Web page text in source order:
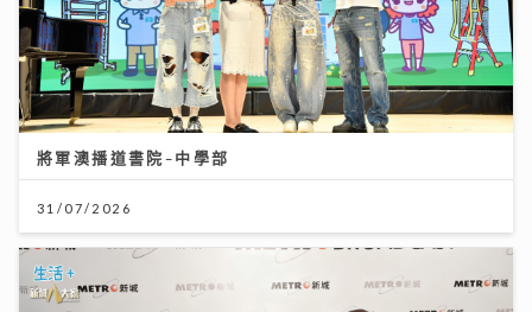
將軍澳播道書院-中學部
31/07/2026